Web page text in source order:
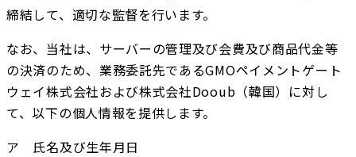
締結して、適切な監督を行います。
なお、当社は、サーバーの管理及び会費及び商品代金等
の決済のため、業務委託先であるGMOペイメントゲート
ウェイ株式会社および株式会社Dooub（韓国）に対し
て、以下の個人情報を提供します。
ア　氏名及び生年月日